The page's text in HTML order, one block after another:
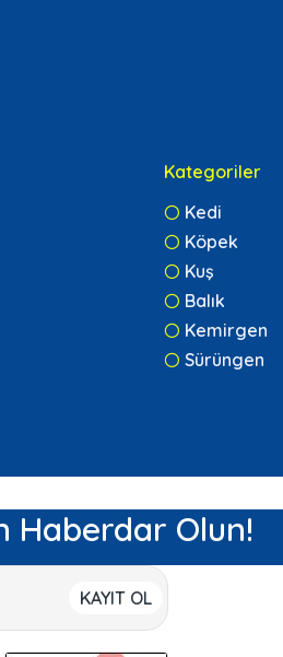
Kategoriler
Kedi
Köpek
Kuş
Balık
Kemirgen
Sürüngen
Haberdar Olun!
KAYIT OL